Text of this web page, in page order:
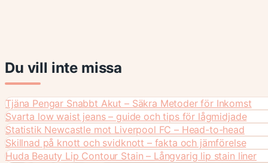
Du vill inte missa
Tjäna Pengar Snabbt Akut – Säkra Metoder för Inkomst
Svarta low waist jeans – guide och tips för lågmidjade
Statistik Newcastle mot Liverpool FC – Head-to-head
Skillnad på knott och svidknott – fakta och jämförelse
Huda Beauty Lip Contour Stain – Långvarig lip stain liner